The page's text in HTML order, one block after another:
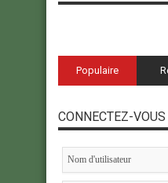
Populaire
CONNECTEZ-VOUS